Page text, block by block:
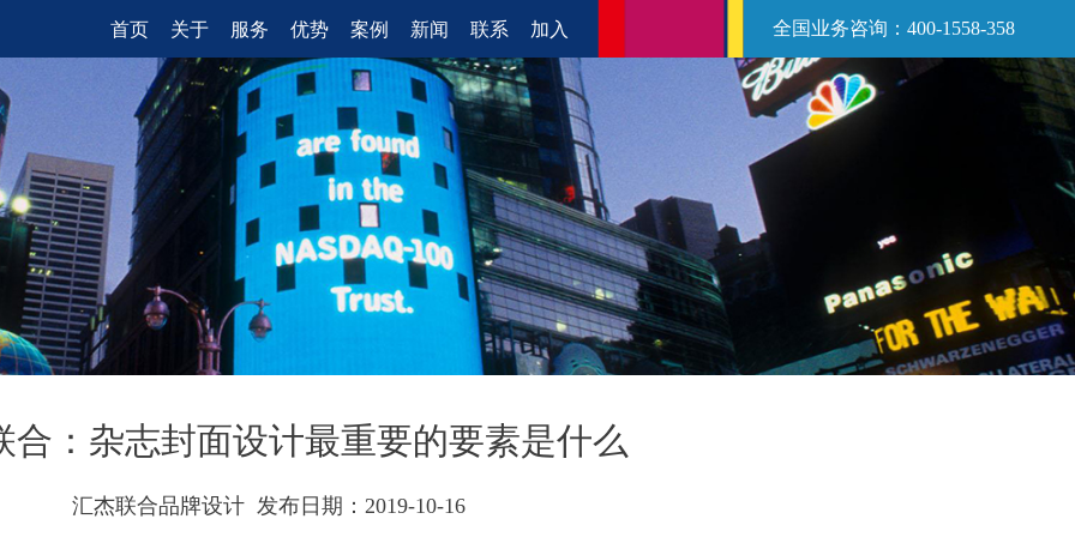
全国业务咨询：400-1558-358
首页 关于 服务 优势 案例 新闻 联系 加入
合：杂志封面设计最重要的要素是什么
汇杰联合品牌设计 发布日期：2019-10-16